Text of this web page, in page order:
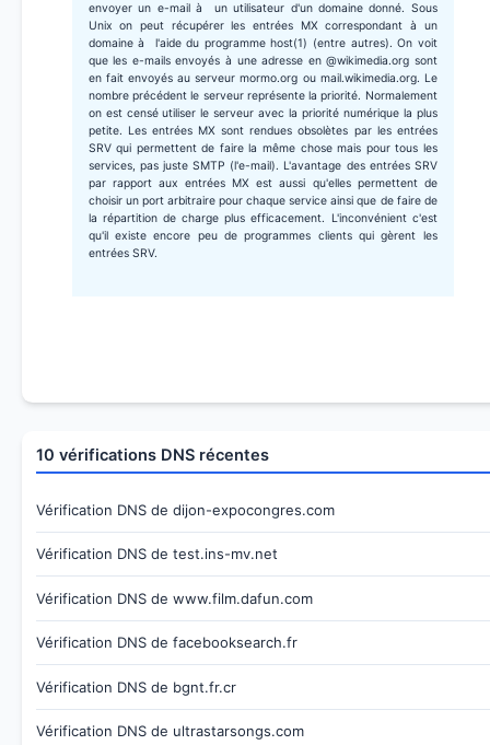
envoyer un e-mail à un utilisateur d'un domaine donné. Sous
Unix on peut récupérer les entrées MX correspondant à un
domaine à l'aide du programme host(1) (entre autres). On voit
que les e-mails envoyés à une adresse en @wikimedia.org sont
en fait envoyés au serveur mormo.org ou mail.wikimedia.org. Le
nombre précédent le serveur représente la priorité. Normalement
on est censé utiliser le serveur avec la priorité numérique la plus
petite. Les entrées MX sont rendues obsolètes par les entrées
SRV qui permettent de faire la même chose mais pour tous les
services, pas juste SMTP (l'e-mail). L'avantage des entrées SRV
par rapport aux entrées MX est aussi qu'elles permettent de
choisir un port arbitraire pour chaque service ainsi que de faire de
la répartition de charge plus efficacement. L'inconvénient c'est
qu'il existe encore peu de programmes clients qui gèrent les
entrées SRV.
10 vérifications DNS récentes
Vérification DNS de dijon-expocongres.com
Vérification DNS de test.ins-mv.net
Vérification DNS de www.film.dafun.com
Vérification DNS de facebooksearch.fr
Vérification DNS de bgnt.fr.cr
Vérification DNS de ultrastarsongs.com